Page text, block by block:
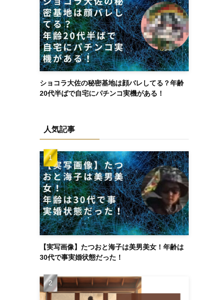
ショコラ大佐の秘密基地は顔バレしてる？年齢
20代半ばで自宅にパチンコ実機がある！
人気記事
【実写画像】たつおと海子は美男美女！年齢は
30代で事実婚状態だった！